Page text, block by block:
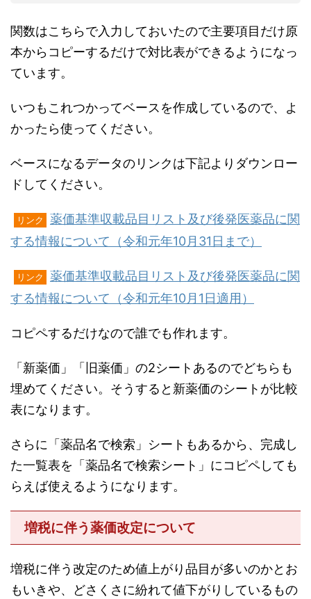
関数はこちらで入力しておいたので主要項目だけ原
本からコピーするだけで対比表ができるようになっ
ています。
いつもこれつかってベースを作成しているので、よ
かったら使ってください。
ベースになるデータのリンクは下記よりダウンロー
ドしてください。
リンク
薬価基準収載品目リスト及び後発医薬品に関
する情報について（令和元年10月31日まで）
リンク
薬価基準収載品目リスト及び後発医薬品に関
する情報について（令和元年10月1日適用）
コピペするだけなので誰でも作れます。
「新薬価」「旧薬価」の2シートあるのでどちらも
埋めてください。そうすると新薬価のシートが比較
表になります。
さらに「薬品名で検索」シートもあるから、完成し
た一覧表を「薬品名で検索シート」にコピペしても
らえば使えるようになります。
増税に伴う薬価改定について
増税に伴う改定のため値上がり品目が多いのかとお
もいきや、どさくさに紛れて値下がりしているもの